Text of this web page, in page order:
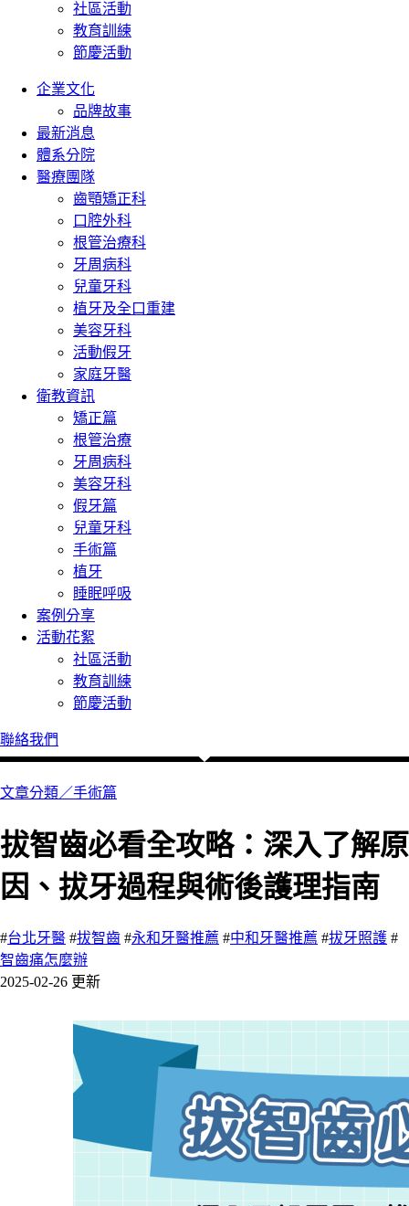
社區活動
教育訓練
節慶活動
企業文化
品牌故事
最新消息
體系分院
醫療團隊
齒顎矯正科
口腔外科
根管治療科
牙周病科
兒童牙科
植牙及全口重建
美容牙科
活動假牙
家庭牙醫
衛教資訊
矯正篇
根管治療
牙周病科
美容牙科
假牙篇
兒童牙科
手術篇
植牙
睡眠呼吸
案例分享
活動花絮
社區活動
教育訓練
節慶活動
聯絡我們
文章分類／手術篇
拔智齒必看全攻略：深入了解原
因、拔牙過程與術後護理指南
#台北牙醫 #拔智齒 #永和牙醫推薦 #中和牙醫推薦 #拔牙照護 #
智齒痛怎麼辦
2025-02-26 更新